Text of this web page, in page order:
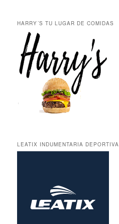
HARRY´S TU LUGAR DE COMIDAS
LEATIX INDUMENTARIA DEPORTIVA